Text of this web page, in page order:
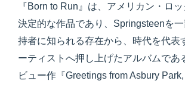
『Born to Run』は、アメリカン・ロ
決定的な作品であり、Springsteenを
持者に知られる存在から、時代を代表
ーティストへ押し上げたアルバムであ
ビュー作『Greetings from Asbury